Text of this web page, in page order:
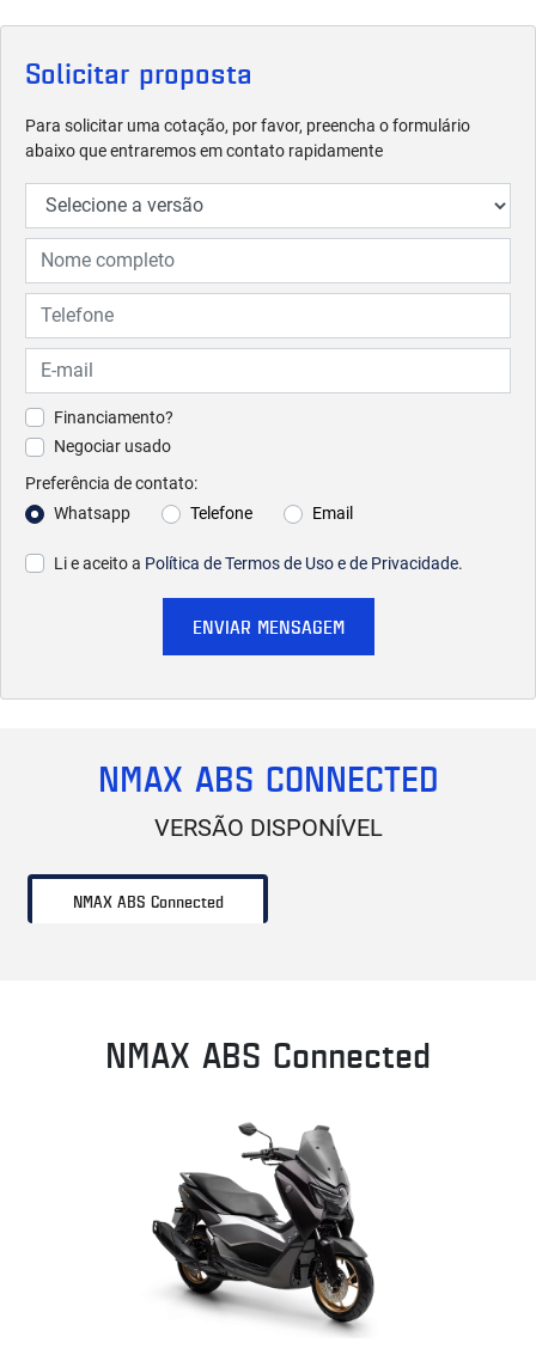
Solicitar proposta
Para solicitar uma cotação, por favor, preencha o formulário
abaixo que entraremos em contato rapidamente
Financiamento?
Negociar usado
Preferência de contato:
Whatsapp
Telefone Email
Li e aceito a Política de Termos de Uso e de Privacidade.
ENVIAR MENSAGEM
NMAX ABS CONNECTED
VERSÃO DISPONÍVEL
NMAX ABS Connected
NMAX ABS Connected